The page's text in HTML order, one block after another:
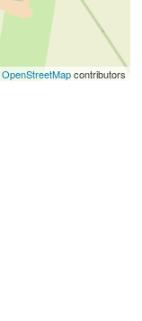
OpenStreetMapcontributors